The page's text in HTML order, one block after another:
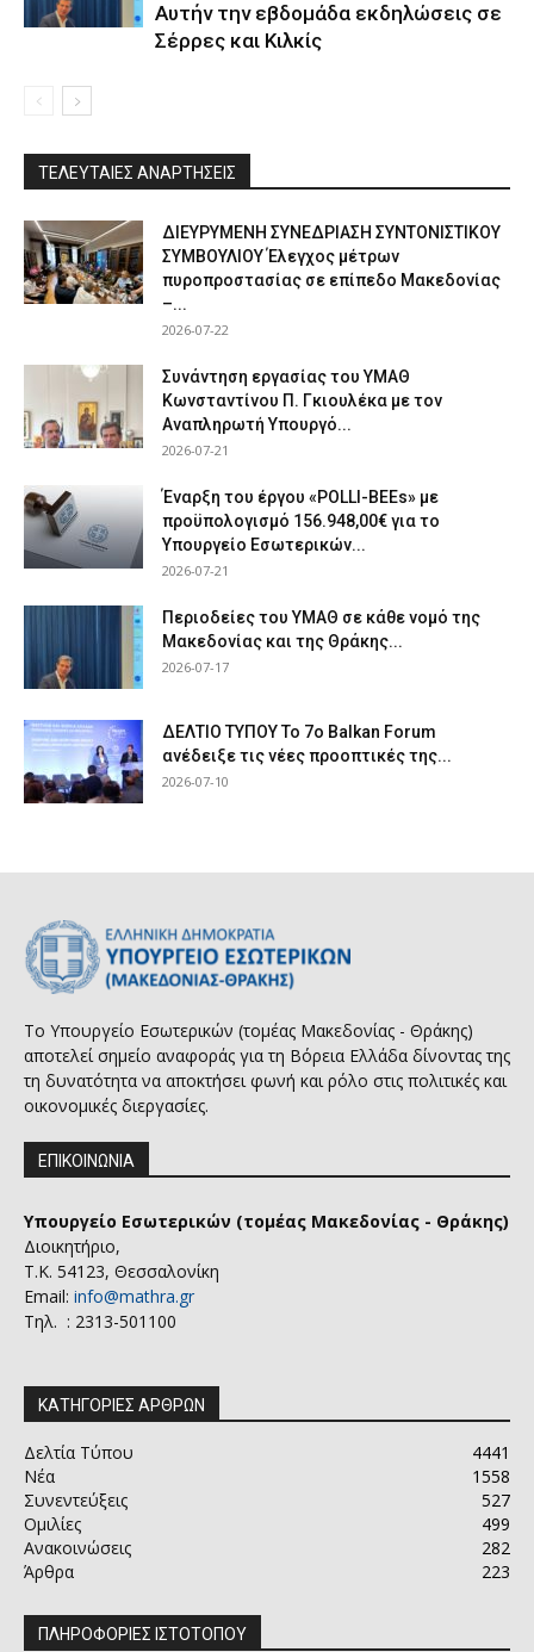
Αυτήν την εβδομάδα εκδηλώσεις σε
Σέρρες και Κιλκίς
ΤΕΛΕΥΤΑΙΕΣ ΑΝΑΡΤΗΣΕΙΣ
ΔΙΕΥΡΥΜΕΝΗ ΣΥΝΕΔΡΙΑΣΗ ΣΥΝΤΟΝΙΣΤΙΚΟΥ
ΣΥΜΒΟΥΛΙΟΥ Έλεγχος μέτρων
πυροπροστασίας σε επίπεδο Μακεδονίας
–...
2026-07-22
Συνάντηση εργασίας του ΥΜΑΘ
Κωνσταντίνου Π. Γκιουλέκα με τον
Αναπληρωτή Υπουργό...
2026-07-21
Έναρξη του έργου «POLLI-BEEs» με
προϋπολογισμό 156.948,00€ για το
Υπουργείο Εσωτερικών...
2026-07-21
Περιοδείες του ΥΜΑΘ σε κάθε νομό της
Μακεδονίας και της Θράκης...
2026-07-17
ΔΕΛΤΙΟ ΤΥΠΟΥ Το 7ο Balkan Forum
ανέδειξε τις νέες προοπτικές της...
2026-07-10
Το Υπουργείο Εσωτερικών (τομέας Μακεδονίας - Θράκης)
αποτελεί σημείο αναφοράς για τη Βόρεια Ελλάδα δίνοντας της
τη δυνατότητα να αποκτήσει φωνή και ρόλο στις πολιτικές και
οικονομικές διεργασίες.
ΕΠΙΚΟΙΝΩΝΙΑ
Υπουργείο Εσωτερικών (τομέας Μακεδονίας - Θράκης)
Διοικητήριο,
Τ.Κ. 54123, Θεσσαλονίκη
Email: info@mathra.gr
Τηλ. : 2313-501100
ΚΑΤΗΓΟΡΙΕΣ ΑΡΘΡΩΝ
Δελτία Τύπου
4441
Νέα
1558
Συνεντεύξεις
527
Ομιλίες
499
Ανακοινώσεις
282
Άρθρα
223
ΠΛΗΡΟΦΟΡΙΕΣ ΙΣΤΟΤΟΠΟΥ